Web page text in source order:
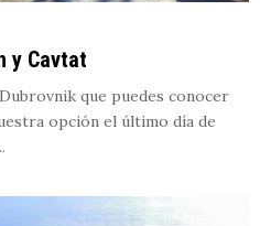
y Cavtat
que puedes conocer
opción el último día de